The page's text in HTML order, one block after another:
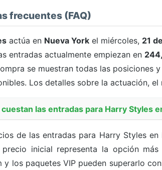
frecuentes (FAQ)
actúa en Nueva York el miércoles, 21
entradas actualmente empiezan en
se muestran todas las posiciones
Los detalles sobre la actuación,
las entradas para Harry Styles
de las entradas para Harry Styles
precio inicial representa la opción
y los paquetes VIP pueden superarlo